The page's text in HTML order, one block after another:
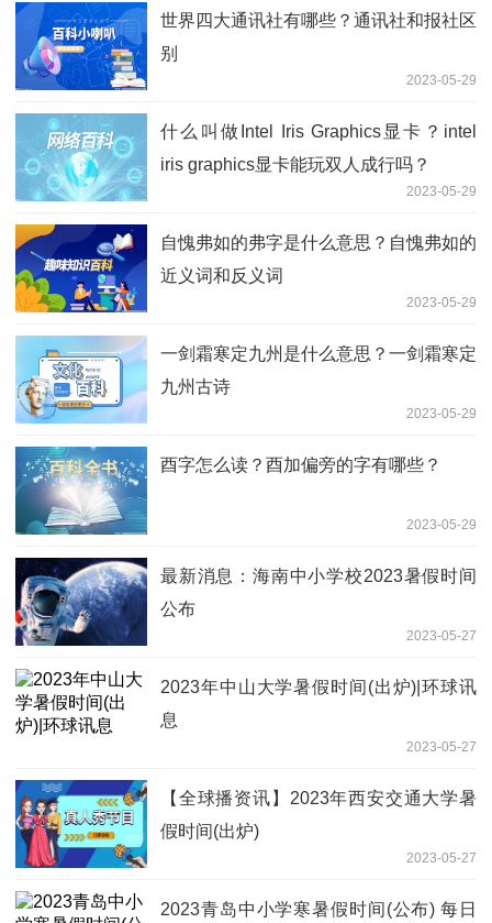
世界四大通讯社有哪些？通讯社和报社区
别
2023-05-29
什么叫做Intel Iris Graphics显卡？intel
iris graphics显卡能玩双人成行吗？
2023-05-29
自愧弗如的弗字是什么意思？自愧弗如的
近义词和反义词
2023-05-29
一剑霜寒定九州是什么意思？一剑霜寒定
九州古诗
2023-05-29
酉字怎么读？酉加偏旁的字有哪些？
2023-05-29
最新消息：海南中小学校2023暑假时间
公布
2023-05-27
2023年中山大学暑假时间(出炉)|环球讯
息
2023-05-27
【全球播资讯】2023年西安交通大学暑
假时间(出炉)
2023-05-27
2023青岛中小学寒暑假时间(公布) 每日